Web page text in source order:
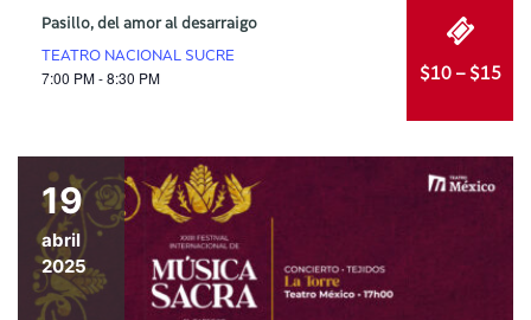
Pasillo, del amor al desarraigo
TEATRO NACIONAL SUCRE
7:00 PM - 8:30 PM $10 – $15
19
abril
2025